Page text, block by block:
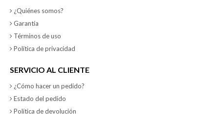
¿Quiénes somos?
Garantía
Términos de uso
Política de privacidad
SERVICIO AL CLIENTE
¿Cómo hacer un pedido?
Estado del pedido
Política de devolución